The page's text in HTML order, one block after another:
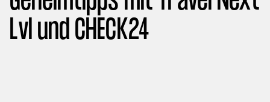
Lvl und CHECK24